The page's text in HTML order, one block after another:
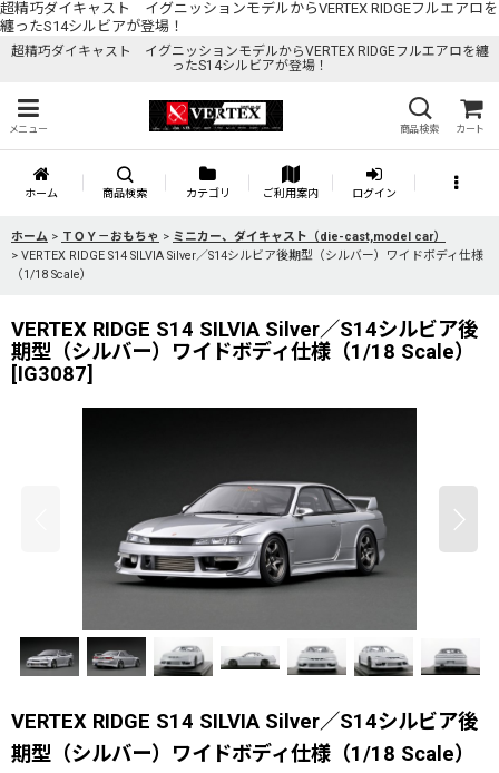
超精巧ダイキャスト イグニッションモデルからVERTEX RIDGEフルエアロを
纏ったS14シルビアが登場！
超精巧ダイキャスト イグニッションモデルからVERTEX RIDGEフルエアロを纏
ったS14シルビアが登場！
メニュー 商品検索 カート
ホーム 商品検索 カテゴリ ご利用案内 ログイン
ホーム > ＴＯＹ－おもちゃ > ミニカー、ダイキャスト（die-cast,model car）
> VERTEX RIDGE S14 SILVIA Silver／S14シルビア後期型（シルバー）ワイドボディ仕様
（1/18 Scale）
VERTEX RIDGE S14 SILVIA Silver／S14シルビア後
期型（シルバー）ワイドボディ仕様（1/18 Scale）
[IG3087]
VERTEX RIDGE S14 SILVIA Silver／S14シルビア後
期型（シルバー）ワイドボディ仕様（1/18 Scale）